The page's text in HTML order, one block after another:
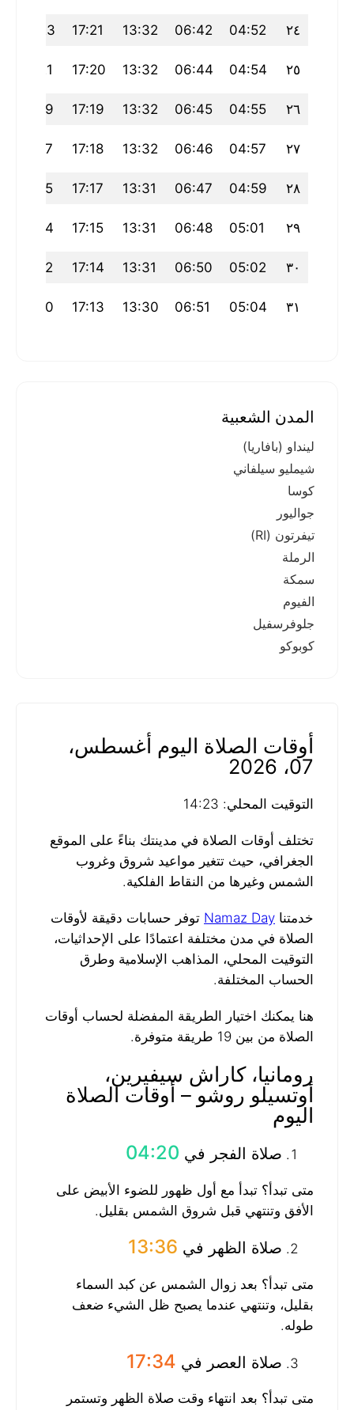
٢٤ 04:52
06:42
13:32
17:21
20:23
٢٥ 04:54
06:44
13:32
17:20
20:21
٢٦ 04:55
06:45
13:32
17:19
20:19
٢٧ 04:57
06:46
13:32
17:18
20:17
٢٨ 04:59
06:47
13:31
17:17
20:15
٢٩ 05:01
06:48
13:31
17:15
20:14
٣٠ 05:02
06:50
13:31
17:14
20:12
٣١ 05:04
06:51
13:30
17:13
20:10
المدن الشعبية
لينداو (بافاريا)
شيمليو سيلفاني
كوسا
جواليور
تيفرتون (RI)
الرملة
سمكة
الفيوم
جلوفرسفيل
كوبوكو
أوقات الصلاة اليوم أغسطس،
07، 2026
التوقيت المحلي: 14:23
تختلف أوقات الصلاة في مدينتك بناءً على الموقع
الجغرافي، حيث تتغير مواعيد شروق وغروب
الشمس وغيرها من النقاط الفلكية.
خدمتنا Namaz Day توفر حسابات دقيقة لأوقات
الصلاة في مدن مختلفة اعتمادًا على الإحداثيات،
التوقيت المحلي، المذاهب الإسلامية وطرق
الحساب المختلفة.
هنا يمكنك اختيار الطريقة المفضلة لحساب أوقات
الصلاة من بين 19 طريقة متوفرة.
رومانيا، كاراش سيفيرين،
أوتسيلو روشو – أوقات الصلاة
اليوم
صلاة الفجر في 04:20
متى تبدأ؟ تبدأ مع أول ظهور للضوء الأبيض على
الأفق وتنتهي قبل شروق الشمس بقليل.
صلاة الظهر في 13:36
متى تبدأ؟ بعد زوال الشمس عن كبد السماء
بقليل، وتنتهي عندما يصبح ظل الشيء ضعف
طوله.
صلاة العصر في 17:34
متى تبدأ؟ بعد انتهاء وقت صلاة الظهر وتستمر